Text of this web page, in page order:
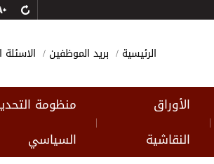
الرئيسية بريد الموظفين الاسئلة
|
الأوراق
النقاشية
|
منظومة
السياسي